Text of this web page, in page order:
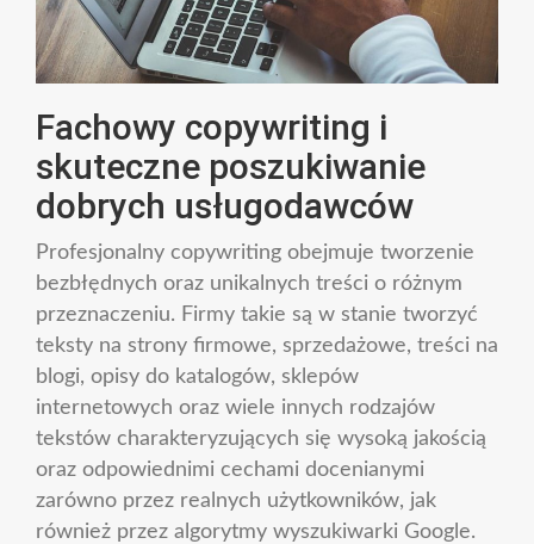
Fachowy copywriting i
skuteczne poszukiwanie
dobrych usługodawców
Profesjonalny copywriting obejmuje tworzenie
bezbłędnych oraz unikalnych treści o różnym
przeznaczeniu. Firmy takie są w stanie tworzyć
teksty na strony firmowe, sprzedażowe, treści na
blogi, opisy do katalogów, sklepów
internetowych oraz wiele innych rodzajów
tekstów charakteryzujących się wysoką jakością
oraz odpowiednimi cechami docenianymi
zarówno przez realnych użytkowników, jak
również przez algorytmy wyszukiwarki Google.